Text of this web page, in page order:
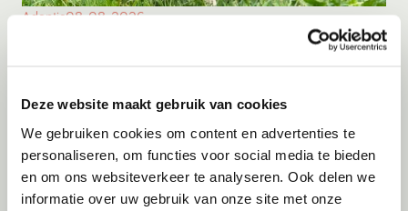
Deze website maakt gebruik van cookies
We gebruiken cookies om content en advertenties te
personaliseren, om functies voor social media te bieden
en om ons websiteverkeer te analyseren. Ook delen we
informatie over uw gebruik van onze site met onze
Adoptie08-08-2026